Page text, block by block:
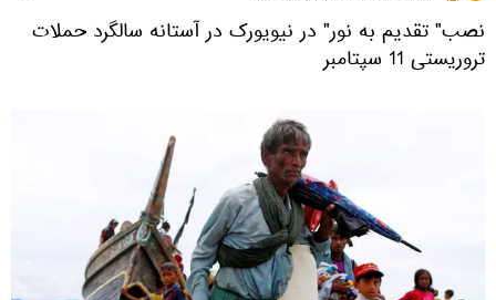
نصب" تقدیم به نور" در نیویورک در آستانه سالگرد حملات
تروریستی 11 سپتامبر